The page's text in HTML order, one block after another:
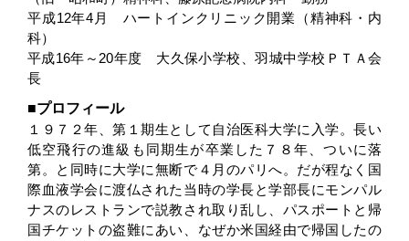
平成12年4月 ハートインクリニック開業（精神科・内
科）
平成16年～20年度 大久保小学校、羽城中学校ＰＴＡ会
長
プロフィール
１９７２年、第１期生として自治医科大学に入学。長い
低空飛行の進級も同期生が卒業した７８年、ついに落
第。と同時に大学に無断で４月のパリへ。だが程なく国
際血液学会に渡仏された当時の学長と学部長にモンパル
ナスのレストランで説教され取り乱し、パスポートと帰
国チケットの盗難にあい、なぜか米国経由で帰国したの